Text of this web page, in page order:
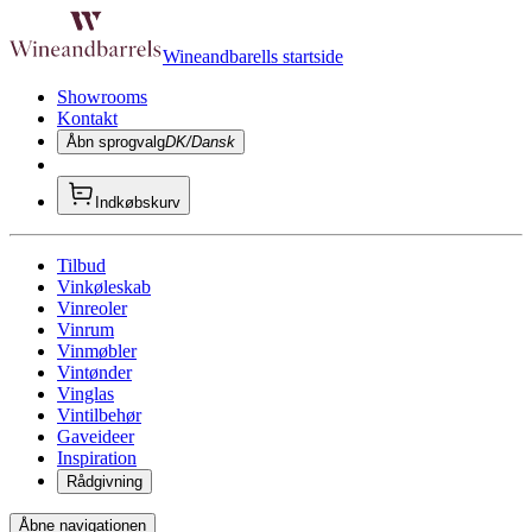
Wineandbarells startside
Showrooms
Kontakt
Åbn sprogvalgDK/Dansk
Indkøbskurv
Tilbud
Vinkøleskab
Vinreoler
Vinrum
Vinmøbler
Vintønder
Vinglas
Vintilbehør
Gaveideer
Inspiration
Rådgivning
Åbne navigationen